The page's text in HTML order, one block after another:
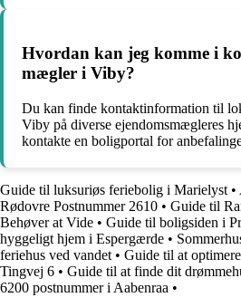
Hvordan kan jeg komme i
mægler i Viby?
Du kan finde kontaktinformation til
Viby på diverse ejendomsmægleres
kontakte en boligportal for
Guide til luksuriøs feriebolig i Marielyst •
Rødovre Postnummer 2610 • Guide til
Behøver at Vide • Guide til boligsiden i
hyggeligt hjem i Espergærde •
feriehus ved vandet • Guide til at
Tingvej 6 • Guide til at finde dit
6200 postnummer i Aabenraa •